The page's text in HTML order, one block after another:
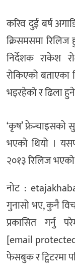
करिव दुई बर्ष
क्रिसमसमा रिलिज
निर्देशक राकेश
रोकिएको
भइरहेको र ढिला
‘कृष’ फ्रेन्चाइसको
भएको थियो ।
२०१३ रिलिज भएको
नोट :
गुनासो भए, कुनै
प्रकासित गर्नु
[email
फेसबुक र ट्विटरमा